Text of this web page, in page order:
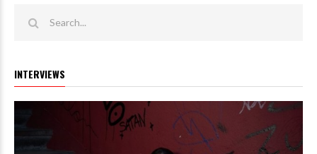
INTERVIEWS